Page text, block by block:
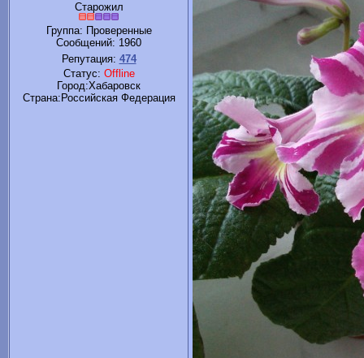
Старожил
Группа: Проверенные
Сообщений: 1960
Репутация: 474
Статус: Offline
Город:Хабаровск
Cтрана:Российская Федерация